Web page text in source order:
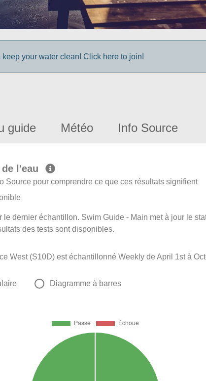
your water clean! Click here to join!
guide Météo Info Source
l'eau
Source pour comprendre ce que ces résultats signifient
le dernier échantillon. Swim Guide - Main met à jour le
des tests sont disponibles.
West (S10D) est échantillonné Weekly de April 1st à
Diagramme à barres